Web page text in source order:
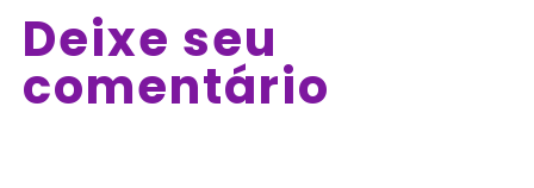
Deixe seu
comentário